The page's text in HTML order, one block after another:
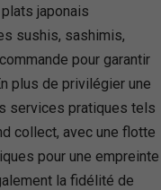
japonais
sushis, sashimis,
pour garantir
plus de privilégier une
services pratiques tels
collect, avec une flotte
pour une empreinte
la fidélité de